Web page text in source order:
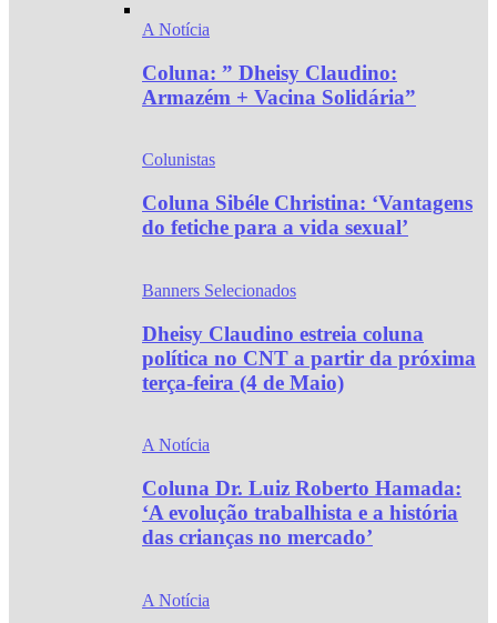
A Notícia
Coluna: ” Dheisy Claudino:
Armazém + Vacina Solidária”
Colunistas
Coluna Sibéle Christina: ‘Vantagens
do fetiche para a vida sexual’
Banners Selecionados
Dheisy Claudino estreia coluna
política no CNT a partir da próxima
terça-feira (4 de Maio)
A Notícia
Coluna Dr. Luiz Roberto Hamada:
‘A evolução trabalhista e a história
das crianças no mercado’
A Notícia